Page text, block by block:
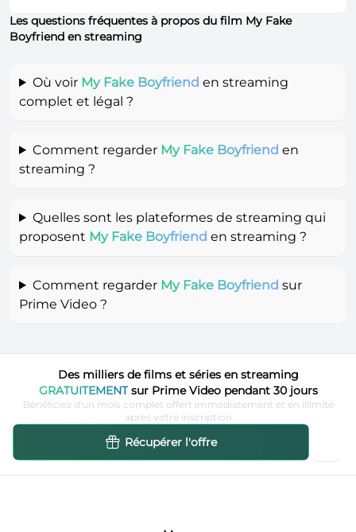
Les questions fréquentes à propos du film My Fake
Boyfriend en streaming
Où voir My Fake Boyfriend en streaming
complet et légal ?
Comment regarder My Fake Boyfriend en
streaming ?
Quelles sont les plateformes de streaming qui
proposent My Fake Boyfriend en streaming ?
Comment regarder My Fake Boyfriend sur
Prime Video ?
Des milliers de films et séries en streaming
GRATUITEMENTsur Prime Video pendant 30 jours
Bénéficiez d'un mois complet offert immédiatement et en illimité
après votre inscription
Récupérer l'offre